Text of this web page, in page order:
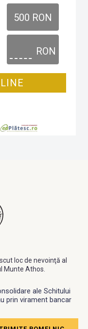
500 RON
RON
loc de nevoinţă al
Munte Athos.
ale Schitului
prin virament bancar